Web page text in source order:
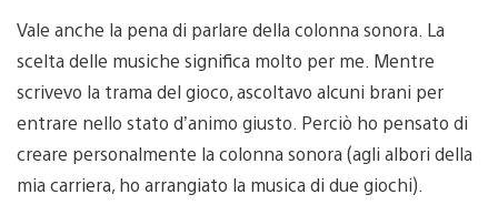
Vale anche la pena di parlare della colonna sonora. La
scelta delle musiche significa molto per me. Mentre
scrivevo la trama del gioco, ascoltavo alcuni brani per
entrare nello stato d’animo giusto. Perciò ho pensato di
creare personalmente la colonna sonora (agli albori della
mia carriera, ho arrangiato la musica di due giochi).